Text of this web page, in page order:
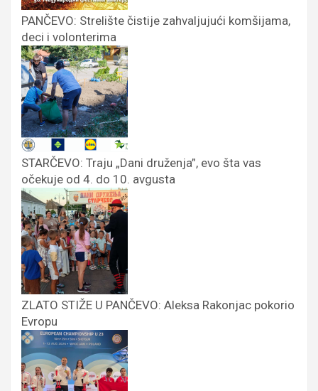
PANČEVO: Strelište čistije zahvaljujući komšijama,
deci i volonterima
STARČEVO: Traju „Dani druženja”, evo šta vas
očekuje od 4. do 10. avgusta
ZLATO STIŽE U PANČEVO: Aleksa Rakonjac pokorio
Evropu